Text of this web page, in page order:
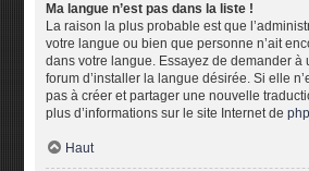
Ma langue n’est pas dans la liste !
La raison la plus probable est que
votre langue ou bien que personne n’ait
dans votre langue. Essayez de demander à
forum d’installer la langue désirée. Si elle
pas à créer et partager une nouvelle
plus d’informations sur le site Internet de
Haut